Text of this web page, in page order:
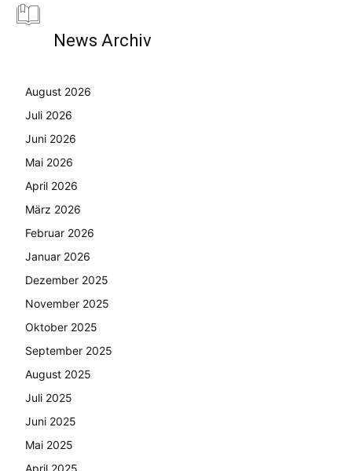
News Archiv
August 2026
Juli 2026
Juni 2026
Mai 2026
April 2026
März 2026
Februar 2026
Januar 2026
Dezember 2025
November 2025
Oktober 2025
September 2025
August 2025
Juli 2025
Juni 2025
Mai 2025
April 2025